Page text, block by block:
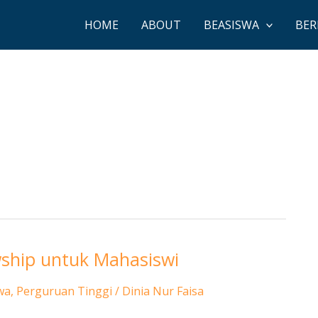
HOME ABOUT BEASISWA
untuk Mahasiswi
, Perguruan Tinggi / Dinia Nur Faisa